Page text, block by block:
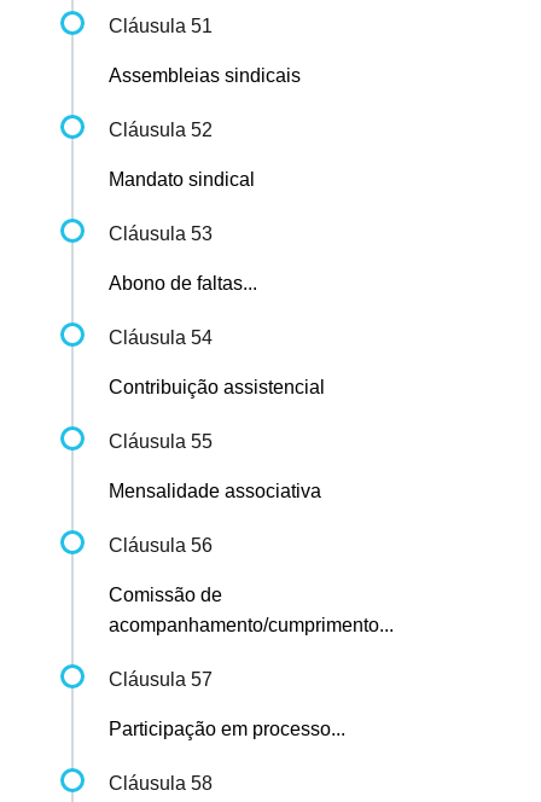
Cláusula 51
Assembleias sindicais
Cláusula 52
Mandato sindical
Cláusula 53
Abono de faltas...
Cláusula 54
Contribuição assistencial
Cláusula 55
Mensalidade associativa
Cláusula 56
Comissão de
acompanhamento/cumprimento...
Cláusula 57
Participação em processo...
Cláusula 58